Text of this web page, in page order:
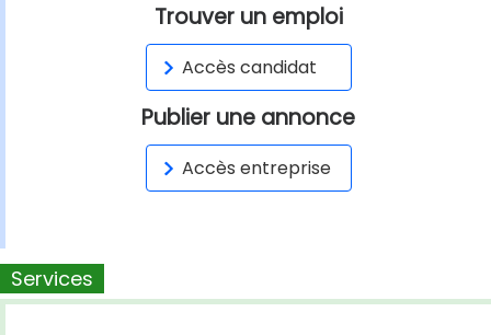
Trouver un emploi
Accès candidat
Publier une annonce
Accès entreprise
Services